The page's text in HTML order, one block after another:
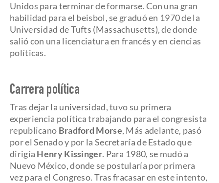
Unidos para terminar de formarse. Con una gran
habilidad para el beisbol, se graduó en 1970 de la
Universidad de Tufts (Massachusetts), de donde
salió con una licenciatura en francés y en ciencias
políticas.
Carrera política
Tras dejar la universidad, tuvo su primera
experiencia política trabajando para el congresista
republicano Bradford Morse, Más adelante, pasó
por el Senado y por la Secretaría de Estado que
dirigía Henry Kissinger. Para 1980, se mudó a
Nuevo México, donde se postularía por primera
vez para el Congreso. Tras fracasar en este intento,